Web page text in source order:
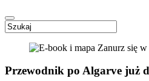
Przewodnik po Algarve już